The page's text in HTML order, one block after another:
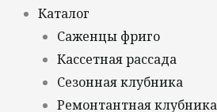
Каталог
Саженцы фриго
Кассетная рассада
Сезонная клубника
Ремонтантная клубника